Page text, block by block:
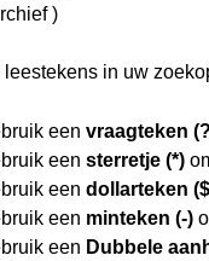
)
leestekens in uw
een vraagteken
een sterretje (*)
een dollarteken
een minteken (-)
een Dubbele